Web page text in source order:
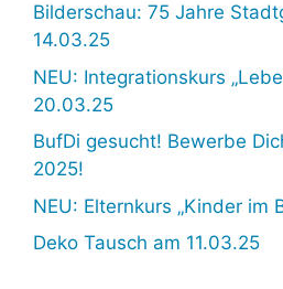
Bilderschau: 75 Jahre
14.03.25
NEU: Integrationskurs
20.03.25
BufDi gesucht! Bewerbe
2025!
NEU: Elternkurs „Kinder im
Deko Tausch am 11.03.25